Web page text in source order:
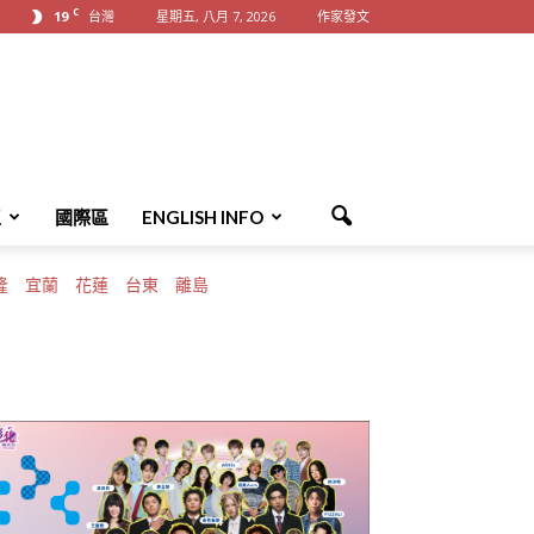
19 C 台灣 星期五, 八月 7, 2026 作家發文
國際區 ENGLISH INFO
宜蘭 花蓮 台東 離島